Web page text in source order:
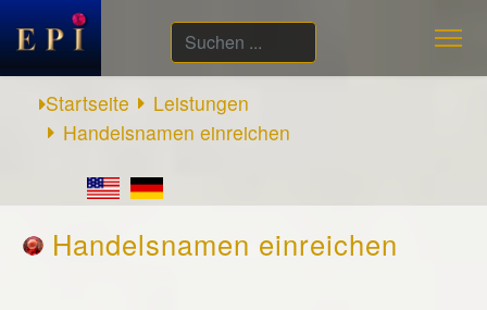
Suchen
...
Startseite
Leistungen
Handelsnamen einreichen
Handelsnamen einreichen